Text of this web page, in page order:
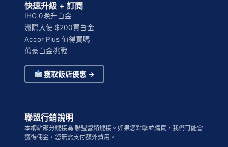
快速升級 + 訂閱
IHG 0晚升白金
洲際大使 $200買白金
Accor Plus 值得買嗎
萬豪白金挑戰
獲取飯店優惠 →
聯盟行銷說明
本網站部分鏈接為 聯盟營銷鏈接。如果您點擊並購買，我們可能會
獲得佣金，您無需支付額外費用。